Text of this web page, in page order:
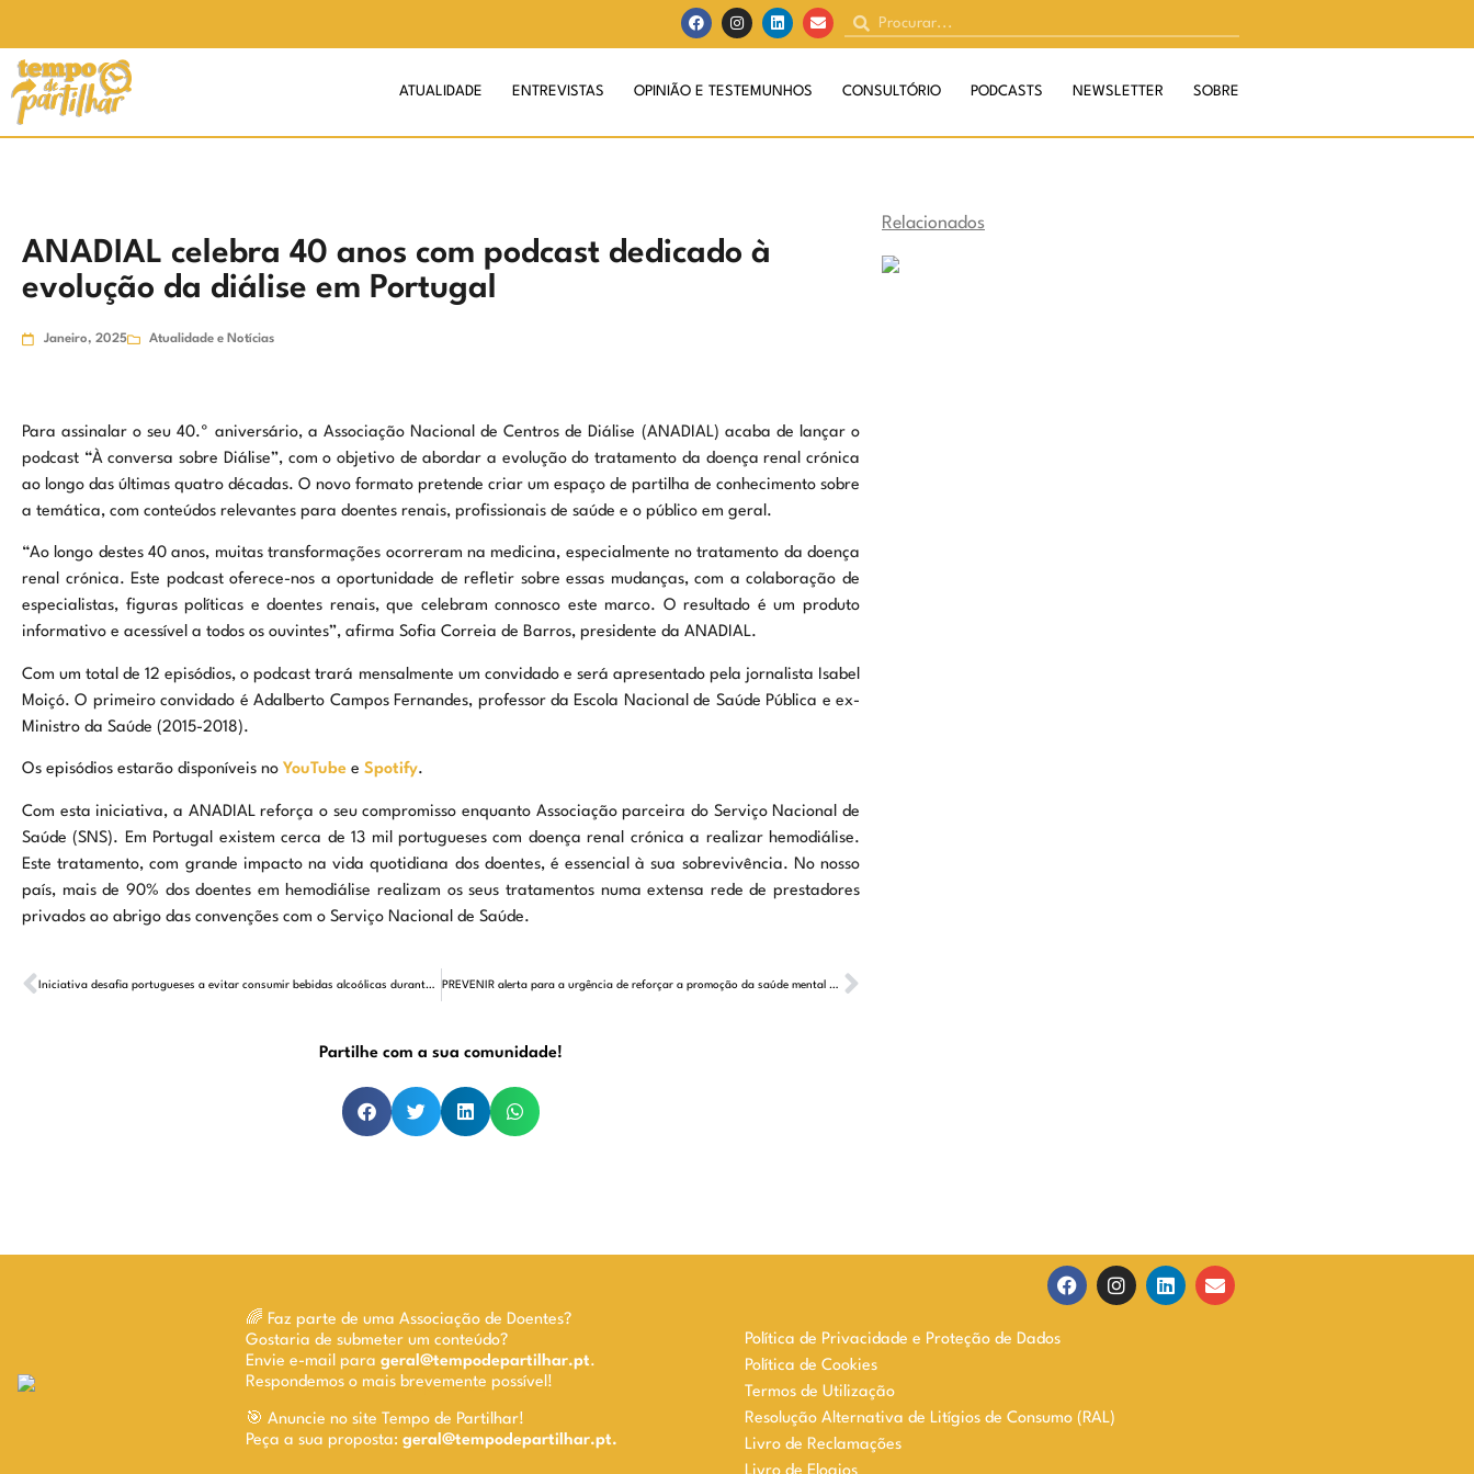
ATUALIDADE ENTREVISTAS OPINIÃO E TESTEMUNHOS CONSULTÓRIO PODCASTS NEWSLETTER SOBRE
ANADIAL celebra 40 anos com podcast dedicado à
evolução da diálise em Portugal
Janeiro, 2025 Atualidade e Notícias
Para assinalar o seu 40.º aniversário, a Associação Nacional de Centros de Diálise (ANADIAL) acaba de lançar o
podcast “À conversa sobre Diálise”, com o objetivo de abordar a evolução do tratamento da doença renal crónica
ao longo das últimas quatro décadas. O novo formato pretende criar um espaço de partilha de conhecimento sobre
a temática, com conteúdos relevantes para doentes renais, profissionais de saúde e o público em geral.
“Ao longo destes 40 anos, muitas transformações ocorreram na medicina, especialmente no tratamento da doença
renal crónica. Este podcast oferece-nos a oportunidade de refletir sobre essas mudanças, com a colaboração de
especialistas, figuras políticas e doentes renais, que celebram connosco este marco. O resultado é um produto
informativo e acessível a todos os ouvintes”, afirma Sofia Correia de Barros, presidente da ANADIAL.
Com um total de 12 episódios, o podcast trará mensalmente um convidado e será apresentado pela jornalista Isabel
Moiçó. O primeiro convidado é Adalberto Campos Fernandes, professor da Escola Nacional de Saúde Pública e ex-
Ministro da Saúde (2015-2018).
Os episódios estarão disponíveis no YouTube e Spotify.
Com esta iniciativa, a ANADIAL reforça o seu compromisso enquanto Associação parceira do Serviço Nacional de
Saúde (SNS). Em Portugal existem cerca de 13 mil portugueses com doença renal crónica a realizar hemodiálise.
Este tratamento, com grande impacto na vida quotidiana dos doentes, é essencial à sua sobrevivência. No nosso
país, mais de 90% dos doentes em hemodiálise realizam os seus tratamentos numa extensa rede de prestadores
privados ao abrigo das convenções com o Serviço Nacional de Saúde.
Iniciativa desafia portugueses a evitar consumir bebidas alcoólicas durante o mês de janeiro PREVENIR alerta para a urgência de reforçar a promoção da saúde mental a nível nacional
Partilhe com a sua comunidade!
Relacionados
🌈 Faz parte de uma Associação de Doentes?
Gostaria de submeter um conteúdo?
Envie e-mail para geral@tempodepartilhar.pt.
Respondemos o mais brevemente possível!
🎯 Anuncie no site Tempo de Partilhar!
Peça a sua proposta: geral@tempodepartilhar.pt.
Política de Privacidade e Proteção de Dados
Política de Cookies
Termos de Utilização
Resolução Alternativa de Litígios de Consumo (RAL)
Livro de Reclamações